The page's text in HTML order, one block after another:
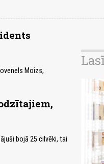
Moizs,
bojā 25 cilvēki, tai